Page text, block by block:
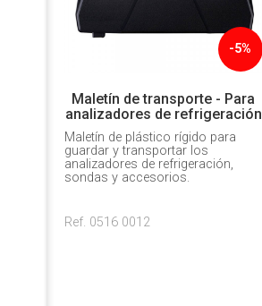
-5%
Maletín de transporte - Para
analizadores de refrigeración
Maletín de plástico rígido para
guardar y transportar los
analizadores de refrigeración,
sondas y accesorios.
Ref. 0516 0012